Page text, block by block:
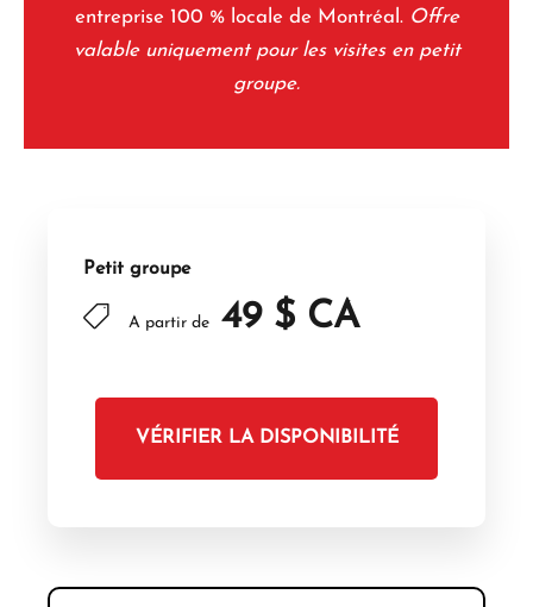
entreprise 100 % locale de Montréal. Offre
valable uniquement pour les visites en petit
groupe.
Petit groupe
A partir de 49 $ CA
VÉRIFIER LA DISPONIBILITÉ